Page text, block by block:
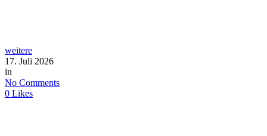
weitere
17. Juli 2026
in
No Comments
0 Likes